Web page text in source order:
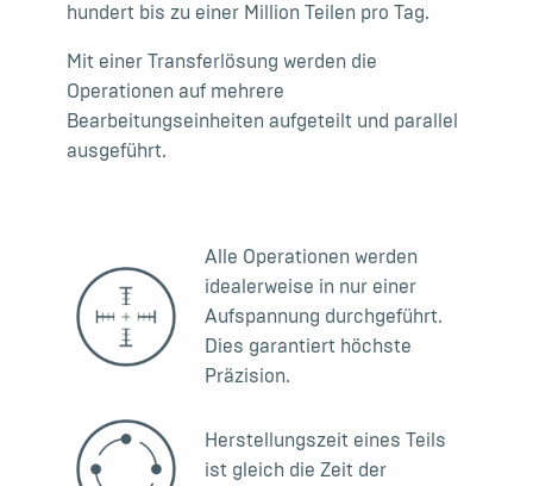
hundert bis zu einer Million Teilen pro Tag.
Mit einer Transferlösung werden die
Operationen auf mehrere
Bearbeitungseinheiten aufgeteilt und parallel
ausgeführt.
Alle Operationen werden
idealerweise in nur einer
Aufspannung durchgeführt.
Dies garantiert höchste
Präzision.
Herstellungszeit eines Teils
ist gleich die Zeit der